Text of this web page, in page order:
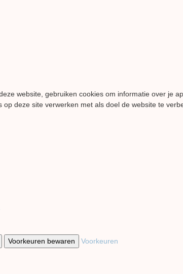
website, gebruiken cookies om informatie over je
deze site verwerken met als doel de website te
Voorkeuren bewaren
Voorkeuren